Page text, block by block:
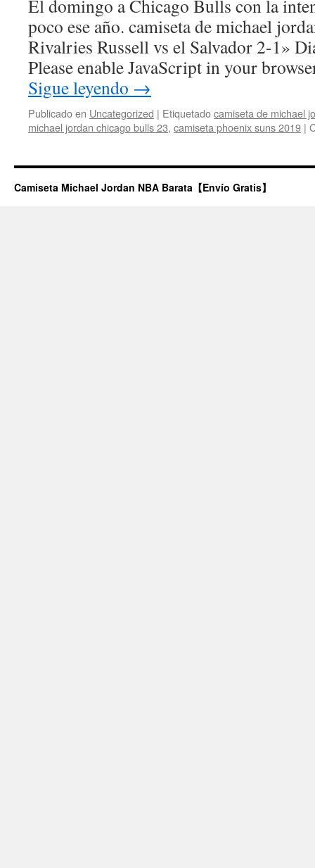
El domingo a Chicago Bulls con la
poco ese año. camiseta de michael
Rivalries Russell vs el Salvador 2-1»
Please enable JavaScript in your
Sigue leyendo →
Publicado en Uncategorized | Etiquetadocamiseta de michael
michael jordan chicago bulls 23, camiseta phoenix suns 2019 |
Camiseta Michael Jordan NBA Barata【Envío Gratis】